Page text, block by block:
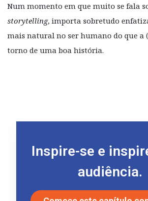
Num momento em que muito se fala
storytelling, importa sobretudo
mais natural no ser humano do que a
torno de uma boa história.
Inspire-se e
audiência.